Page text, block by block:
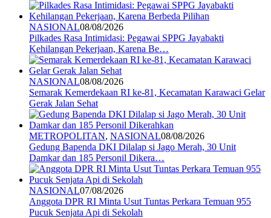
NASIONAL08/08/2026
Pilkades Rasa Intimidasi: Pegawai SPPG Jayabakti
Kehilangan Pekerjaan, Karena Be…
NASIONAL08/08/2026
Semarak Kemerdekaan RI ke-81, Kecamatan Karawaci Gelar
Gerak Jalan Sehat
METROPOLITAN, NASIONAL08/08/2026
Gedung Bapenda DKI Dilalap si Jago Merah, 30 Unit
Damkar dan 185 Personil Dikera…
NASIONAL07/08/2026
Anggota DPR RI Minta Usut Tuntas Perkara Temuan 955
Pucuk Senjata Api di Sekolah